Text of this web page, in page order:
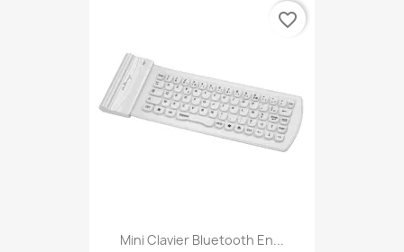
Mini Clavier Bluetooth En...
favorite_border